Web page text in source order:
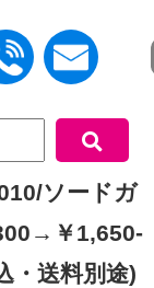
ソードガ
￥1,650-
・送料別途)